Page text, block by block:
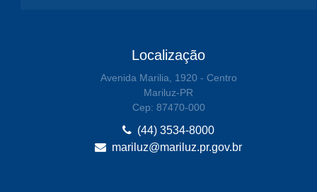
Localização
Avenida Marilia, 1920 - Centro
Mariluz-PR
Cep: 87470-000
(44) 3534-8000
mariluz@mariluz.pr.gov.br